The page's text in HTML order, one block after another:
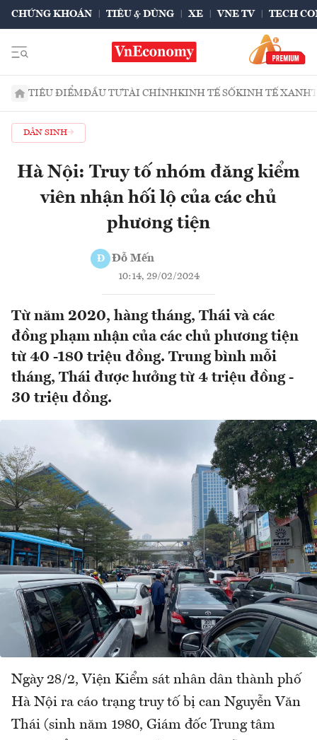
CHỨNG KHOÁN TIÊU & DÙNG XE VNE TV TECH
TIÊU ĐIỂMĐẦU TƯTÀI CHÍNHKINH TẾ SỐKINH TẾ XANH
DÂN SINH
Hà Nội: Truy tố nhóm đăng kiểm
viên nhận hối lộ của các chủ
phương tiện
Đ Đỗ Mến
10:14, 29/02/2024
Từ năm 2020, hàng tháng, Thái và các
đồng phạm nhận của các chủ phương tiện
từ 40 -180 triệu đồng. Trung bình mỗi
tháng, Thái được hưởng từ 4 triệu đồng -
30 triệu đồng.
Ngày 28/2, Viện Kiểm sát nhân dân thành phố
Hà Nội ra cáo trạng truy tố bị can Nguyễn Văn
Thái (sinh năm 1980, Giám đốc Trung tâm